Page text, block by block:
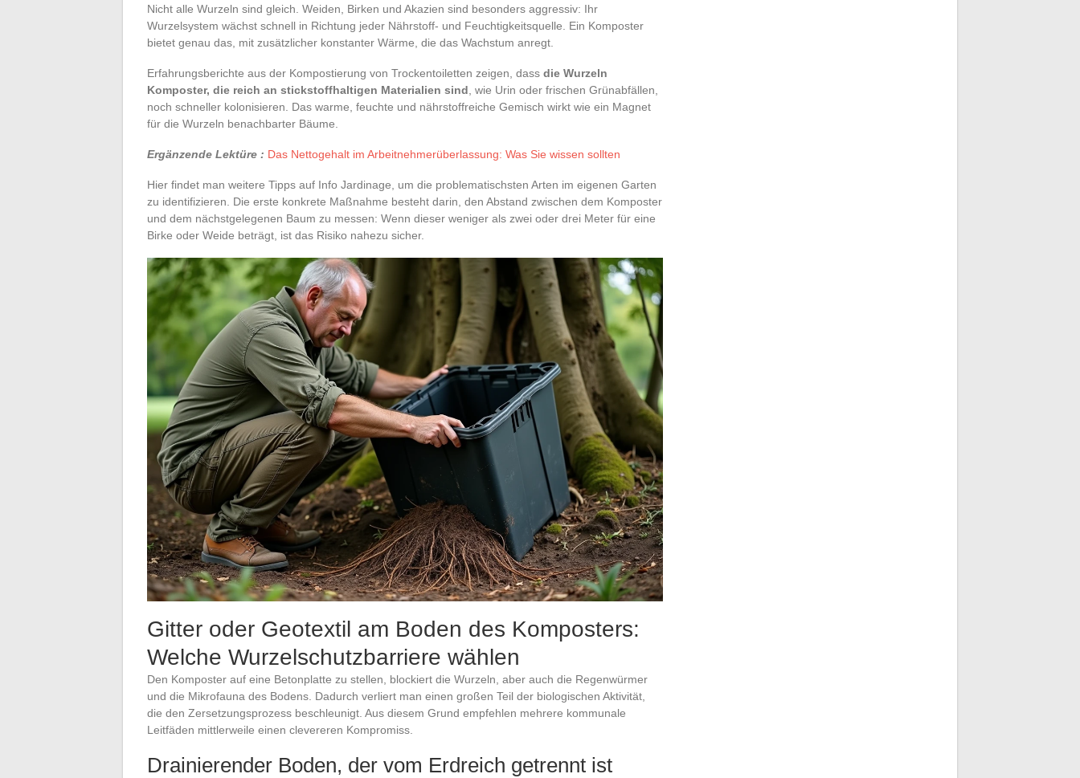
Nicht alle Wurzeln sind gleich. Weiden, Birken und Akazien sind besonders aggressiv: Ihr
Wurzelsystem wächst schnell in Richtung jeder Nährstoff- und Feuchtigkeitsquelle. Ein Komposter
bietet genau das, mit zusätzlicher konstanter Wärme, die das Wachstum anregt.
Erfahrungsberichte aus der Kompostierung von Trockentoiletten zeigen, dass die Wurzeln
Komposter, die reich an stickstoffhaltigen Materialien sind , wie Urin oder frischen Grünabfällen,
noch schneller kolonisieren. Das warme, feuchte und nährstoffreiche Gemisch wirkt wie ein Magnet
für die Wurzeln benachbarter Bäume.
Ergänzende Lektüre : Das Nettogehalt im Arbeitnehmerüberlassung: Was Sie wissen sollten
Hier findet man weitere Tipps auf Info Jardinage, um die problematischsten Arten im eigenen Garten
zu identifizieren. Die erste konkrete Maßnahme besteht darin, den Abstand zwischen dem Komposter
und dem nächstgelegenen Baum zu messen: Wenn dieser weniger als zwei oder drei Meter für eine
Birke oder Weide beträgt, ist das Risiko nahezu sicher.
Gitter oder Geotextil am Boden des Komposters:
Welche Wurzelschutzbarriere wählen
Den Komposter auf eine Betonplatte zu stellen, blockiert die Wurzeln, aber auch die Regenwürmer
und die Mikrofauna des Bodens. Dadurch verliert man einen großen Teil der biologischen Aktivität,
die den Zersetzungsprozess beschleunigt. Aus diesem Grund empfehlen mehrere kommunale
Leitfäden mittlerweile einen clevereren Kompromiss.
Drainierender Boden, der vom Erdreich getrennt ist